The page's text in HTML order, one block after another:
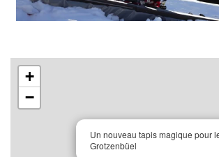
Un nouveau tapis magique pour
Grotzenbüel
+
−